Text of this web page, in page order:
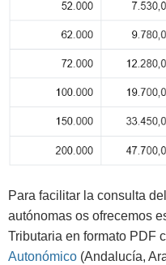
Para facilitar la consulta
autónomas os ofrecemos
Tributaria en formato PDF
Autonómico (Andalucía,